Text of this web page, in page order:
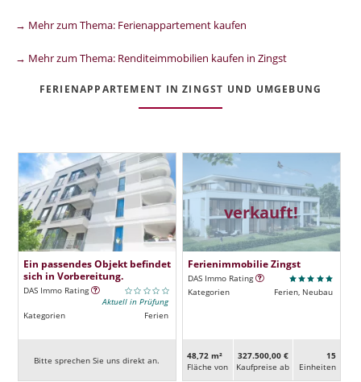
→ Mehr zum Thema: Ferienappartement kaufen
→ Mehr zum Thema: Renditeimmobilien kaufen in Zingst
FERIENAPPARTEMENT IN ZINGST UND UMGEBUNG
Ein passendes Objekt befindet
sich in Vorbereitung.
DAS Immo Rating
Aktuell in Prüfung
Kategorien
Ferien
Bitte sprechen Sie uns direkt an.
verkauft!
Ferienimmobilie Zingst
DAS Immo Rating
Kategorien
Ferien, Neubau
48,72 m²
Fläche von
327.500,00 €
Kaufpreise ab
15
Ein­heiten